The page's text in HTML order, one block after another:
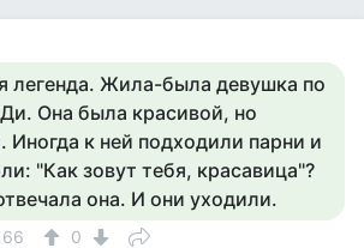
легенда. Жила-была девушка по
Она была красивой, но
Иногда к ней подходили парни и
"Как зовут тебя, красавица"?
она. И они уходили.
66 0